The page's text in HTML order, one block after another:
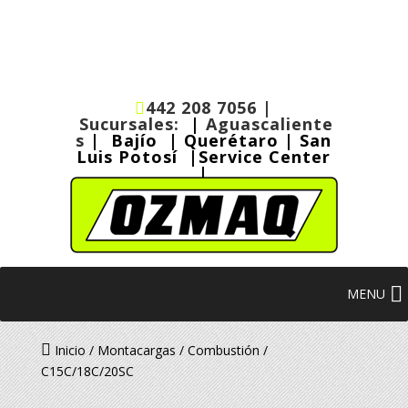
442 208 7056 |
Sucursales: | Aguascaliente
s | Bajío | Querétaro | San
Luis Potosí |Service Center
|
MENU
Inicio/Montacargas/Combustión/
C15C/18C/20SC